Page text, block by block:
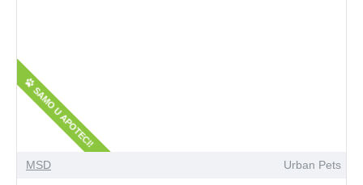
SAMO U APOTECI!
MSD Urban Pets